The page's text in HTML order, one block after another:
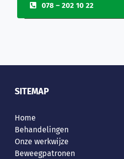
078 – 202 10 22
SITEMAP
Home
Behandelingen
Onze werkwijze
Beweegpatronen